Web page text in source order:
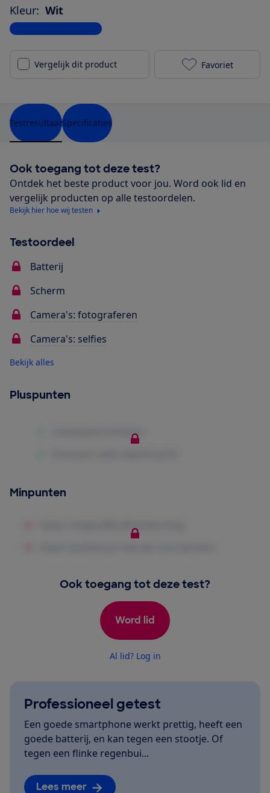
Kleur: Wit
Bekijk alle specificaties
Vergelijk dit product REDMI Note
Favoriet
TestresultaatSpecificaties
Ook toegang tot deze test?
Ontdek het beste product voor jou. Word ook lid en
vergelijk producten op alle testoordelen.
Bekijk hier hoe wij testen
Testoordeel
Batterij
Scherm
Camera's: fotograferen
Camera's: selfies
Bekijk alles
Pluspunten
Minpunten
Ook toegang tot deze test?
Word lid
Al lid? Log in
Professioneel getest
Een goede smartphone werkt prettig, heeft een
goede batterij, en kan tegen een stootje. Of
tegen een flinke regenbui...
Lees meer